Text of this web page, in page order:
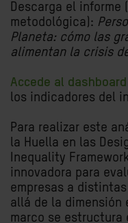
Descarga el
metodológica):
Planeta: cómo las
alimentan la crisis
Accede al dashboard
los indicadores del
Para realizar este
la Huella en las
Inequality
innovadora para
empresas a
allá de la dimensión
marco se estructura